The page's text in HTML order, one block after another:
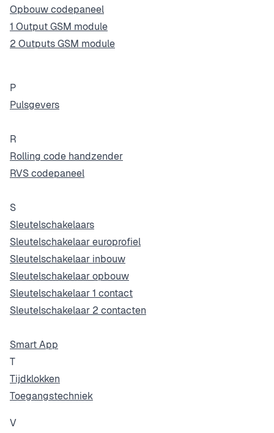
Opbouw codepaneel
1 Output GSM module
2 Outputs GSM module
P
Pulsgevers
R
Rolling code handzender
RVS codepaneel
S
Sleutelschakelaars
Sleutelschakelaar europrofiel
Sleutelschakelaar inbouw
Sleutelschakelaar opbouw
Sleutelschakelaar 1 contact
Sleutelschakelaar 2 contacten
Smart App
T
Tijdklokken
Toegangstechniek
V